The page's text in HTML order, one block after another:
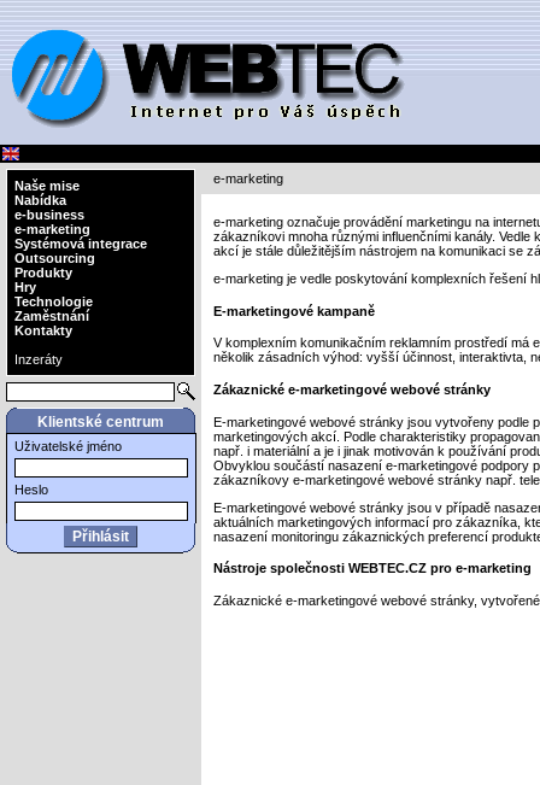
Naše mise
Nabídka
e-business
e-marketing
Systémová integrace
Outsourcing
Produkty
Hry
Technologie
Zaměstnání
Kontakty
Inzeráty
Klientské centrum
Uživatelské jméno
Heslo
e-marketing
e-marketing označuje provádění marketingu na
zákazníkovi mnoha různými influenčními kanály.
akcí je stále důležitějším nástrojem na komunikaci se
e-marketing je vedle poskytování komplexních řešení
E-marketingové kampaně
V komplexním komunikačním reklamním prostředí má
několik zásadních výhod: vyšší účinnost, interaktivta,
Zákaznické e-marketingové webové stránky
E-marketingové webové stránky jsou vytvořeny
marketingových akcí. Podle charakteristiky
např. i materiální a je i jinak motivován k používání
Obvyklou součástí nasazení e-marketingové podpory
zákazníkovy e-marketingové webové stránky např.
E-marketingové webové stránky jsou v případě
aktuálních marketingových informací pro zákazníka,
nasazení monitoringu zákaznických preferencí
Nástroje společnosti WEBTEC.CZ pro e-marketing
Zákaznické e-marketingové webové stránky,